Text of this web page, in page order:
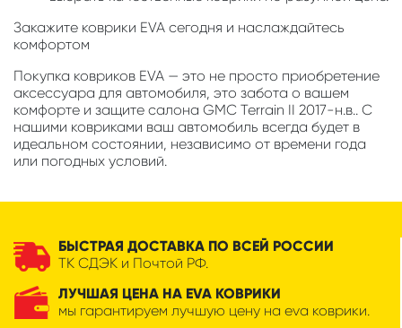
Закажите коврики EVA сегодня и наслаждайтесь
комфортом
Покупка ковриков EVA — это не просто приобретение
аксессуара для автомобиля, это забота о вашем
комфорте и защите салона GMC Terrain II 2017-н.в.. С
нашими ковриками ваш автомобиль всегда будет в
идеальном состоянии, независимо от времени года
или погодных условий.
БЫСТРАЯ ДОСТАВКА ПО ВСЕЙ РОССИИ
ТК СДЭК и Почтой РФ.
ЛУЧШАЯ ЦЕНА НА EVA КОВРИКИ
мы гарантируем лучшую цену на eva коврики.